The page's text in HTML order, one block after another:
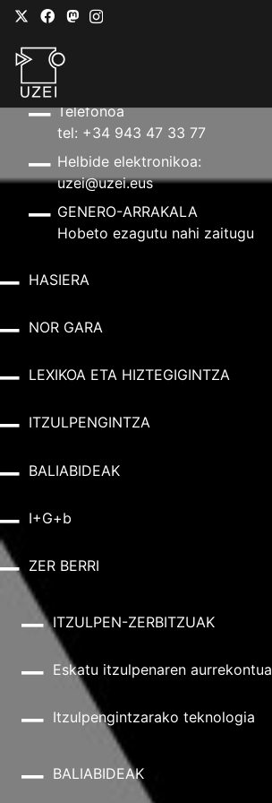
Helbidea
Telefonoa
tel: +34 943 47 33 77
Helbide elektronikoa:
uzei@uzei.eus
GENERO-ARRAKALA
Hobeto ezagutu nahi zaitugu
HASIERA
NOR GARA
LEXIKOA ETA HIZTEGIGINTZA
ITZULPENGINTZA
BALIABIDEAK
I+G+b
ZER BERRI
ITZULPEN-ZERBITZUAK
Eskatu itzulpenaren aurrekontua
Itzulpengintzarako teknologia
BALIABIDEAK